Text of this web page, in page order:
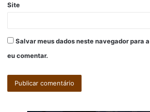
Site
Salvar meus dados neste navegador para
eu comentar.